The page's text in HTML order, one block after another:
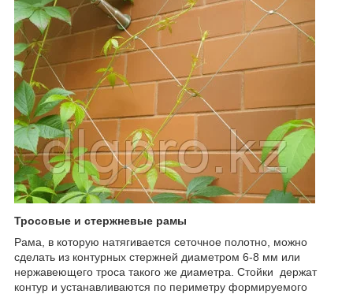
Тросовые и стержневые рамы
Рама, в которую натягивается сеточное полотно, можно
сделать из контурных стержней диаметром 6-8 мм или
нержавеющего троса такого же диаметра. Стойки держат
контур и устанавливаются по периметру формируемого